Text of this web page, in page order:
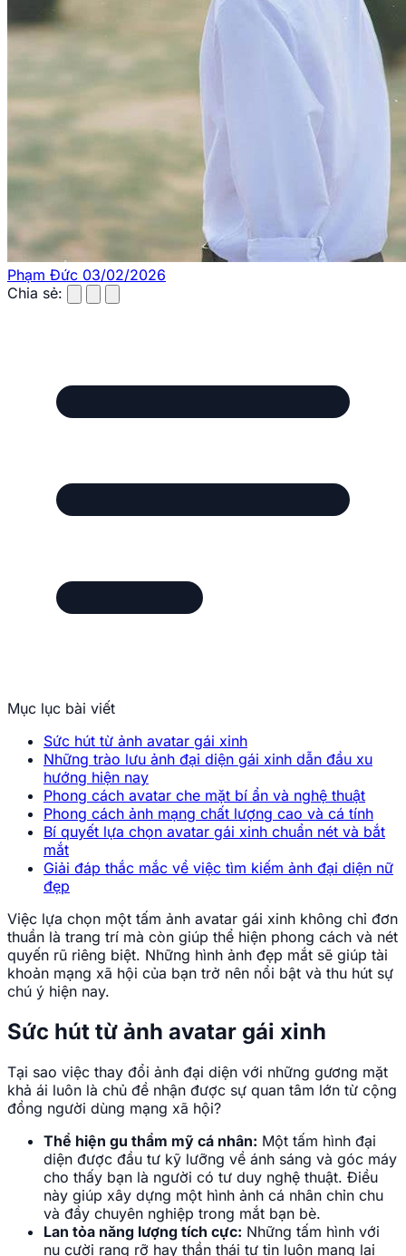
Phạm Đức 03/02/2026
Chia sẻ:
Mục lục bài viết
Sức hút từ ảnh avatar gái xinh
Những trào lưu ảnh đại diện gái xinh dẫn đầu xu
hướng hiện nay
Phong cách avatar che mặt bí ẩn và nghệ thuật
Phong cách ảnh mạng chất lượng cao và cá tính
Bí quyết lựa chọn avatar gái xinh chuẩn nét và bắt
mắt
Giải đáp thắc mắc về việc tìm kiếm ảnh đại diện nữ
đẹp
Việc lựa chọn một tấm ảnh avatar gái xinh không chỉ đơn
thuần là trang trí mà còn giúp thể hiện phong cách và nét
quyến rũ riêng biệt. Những hình ảnh đẹp mắt sẽ giúp tài
khoản mạng xã hội của bạn trở nên nổi bật và thu hút sự
chú ý hiện nay.
Sức hút từ ảnh avatar gái xinh
Tại sao việc thay đổi ảnh đại diện với những gương mặt
khả ái luôn là chủ đề nhận được sự quan tâm lớn từ cộng
đồng người dùng mạng xã hội?
Thể hiện gu thẩm mỹ cá nhân: Một tấm hình đại
diện được đầu tư kỹ lưỡng về ánh sáng và góc máy
cho thấy bạn là người có tư duy nghệ thuật. Điều
này giúp xây dựng một hình ảnh cá nhân chỉn chu
và đầy chuyên nghiệp trong mắt bạn bè.
Lan tỏa năng lượng tích cực: Những tấm hình với
nụ cười rạng rỡ hay thần thái tự tin luôn mang lại